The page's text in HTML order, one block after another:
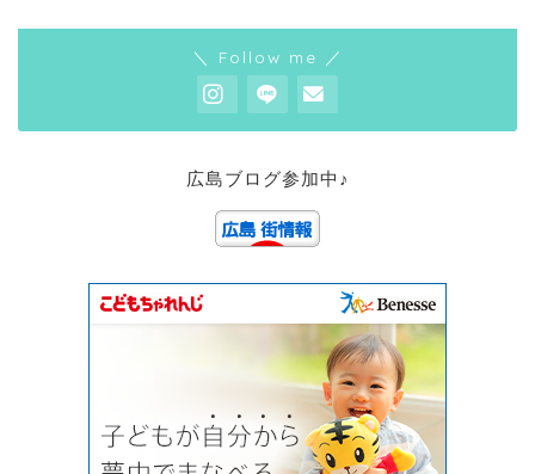
＼ Follow me ／
広島ブログ参加中♪